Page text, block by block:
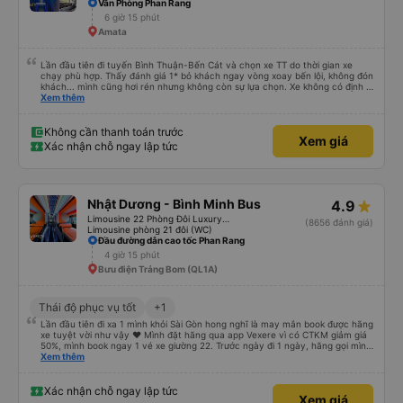
Văn Phòng Phan Rang
6 giờ 15 phút
Amata
Lần đầu tiên đi tuyến Bình Thuận-Bến Cát và chọn xe TT do thời gian xe
chạy phù hợp. Thấy đánh giá 1* bỏ khách ngay vòng xoay bến lội, không đón
khách... mình cũng hơi rén nhưng không còn sự lựa chọn. Xe không có định vị
nhưng chạy đúng giờ, lệch có vài phút. Tài xế, phụ xe thân thiện, trả khách
Xem thêm
Không cần thanh toán trước
Xác nhận chỗ ngay lập tức
Xem giá
Nhật Dương - Bình Minh Bus
Limousine phòng 21 đôi (WC)
4.9
(8656 đánh giá)
Đầu đường dẫn cao tốc Phan Rang
4 giờ 15 phút
Bưu điện Trảng Bom (QL1A)
Thái độ phục vụ tốt +1
Lần đầu tiên đi xa 1 mình khỏi Sài Gòn hong nghĩ là may mắn book được hãng
xe tuyệt vời như vậy ❤ Mình đặt hãng qua app Vexere vì có CTKM giảm giá
50%, mình book ngay 1 vé xe giường 22. Trước ngày đi 1 ngày, hãng gọi mình
để cập nhật biển số xe cũng như xác nhận các thông tin cá nhân và trạm
10ph sau hãng xe gọi lại cho mình, sắp xếp cho mình trạm xuống xe gần nhà
hàng nhất có thể. Thiệt là mình chưa bao giờ nghĩ sẽ có hãng xe nhiệt tình
Xem thêm
Xác nhận chỗ ngay lập tức
Xem giá